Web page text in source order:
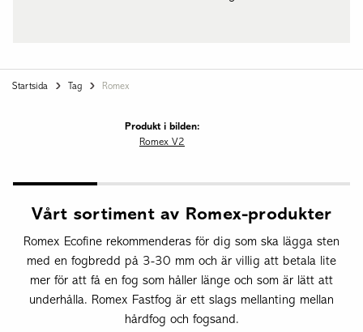
Startsida Tag Romex
Produkt i bilden:
Romex V2
Vårt sortiment av Romex-produkter
Romex Ecofine rekommenderas för dig som ska lägga sten
med en fogbredd på 3-30 mm och är villig att betala lite
mer för att få en fog som håller länge och som är lätt att
underhålla. Romex Fastfog är ett slags mellanting mellan
hårdfog och fogsand.